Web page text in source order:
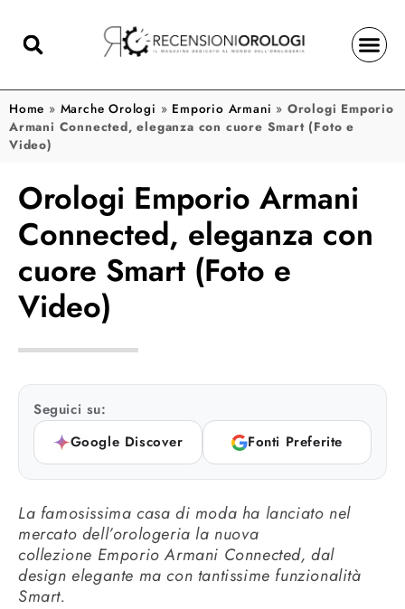
Home » Marche Orologi » Emporio Armani » Orologi Emporio
Armani Connected, eleganza con cuore Smart (Foto e
Video)
Orologi Emporio Armani
Connected, eleganza con
cuore Smart (Foto e
Video)
Seguici su:
Google Discover
Fonti Preferite
La famosissima casa di moda ha lanciato nel
mercato dell’orologeria la nuova
collezione Emporio Armani Connected, dal
design elegante ma con tantissime funzionalità
Smart.